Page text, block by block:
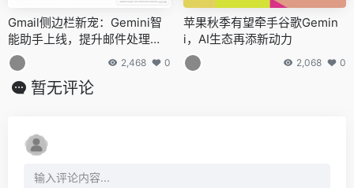
Gmail侧边栏新宠：Gemini智
能助手上线，提升邮件处理效
率
2,468 0
苹果秋季有望牵手谷歌Gemin
i，AI生态再添新动力
2,068 0
暂无评论